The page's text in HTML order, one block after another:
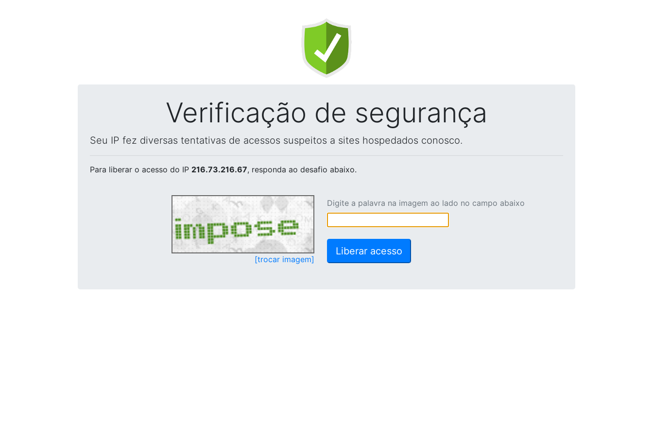
Verificação de segurança
Seu IP fez diversas tentativas de acessos suspeitos a sites hospedados conosco.
Para liberar o acesso do IP 216.73.216.67, responda ao desafio abaixo.
[trocar imagem]
Digite a palavra na imagem ao lado no campo abaixo